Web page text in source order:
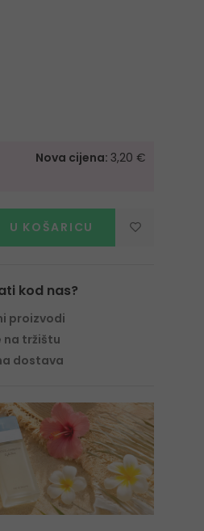
Nova cijena: 3,20 €
U KOŠARICU
kod nas?
proizvodi
na tržištu
dostava